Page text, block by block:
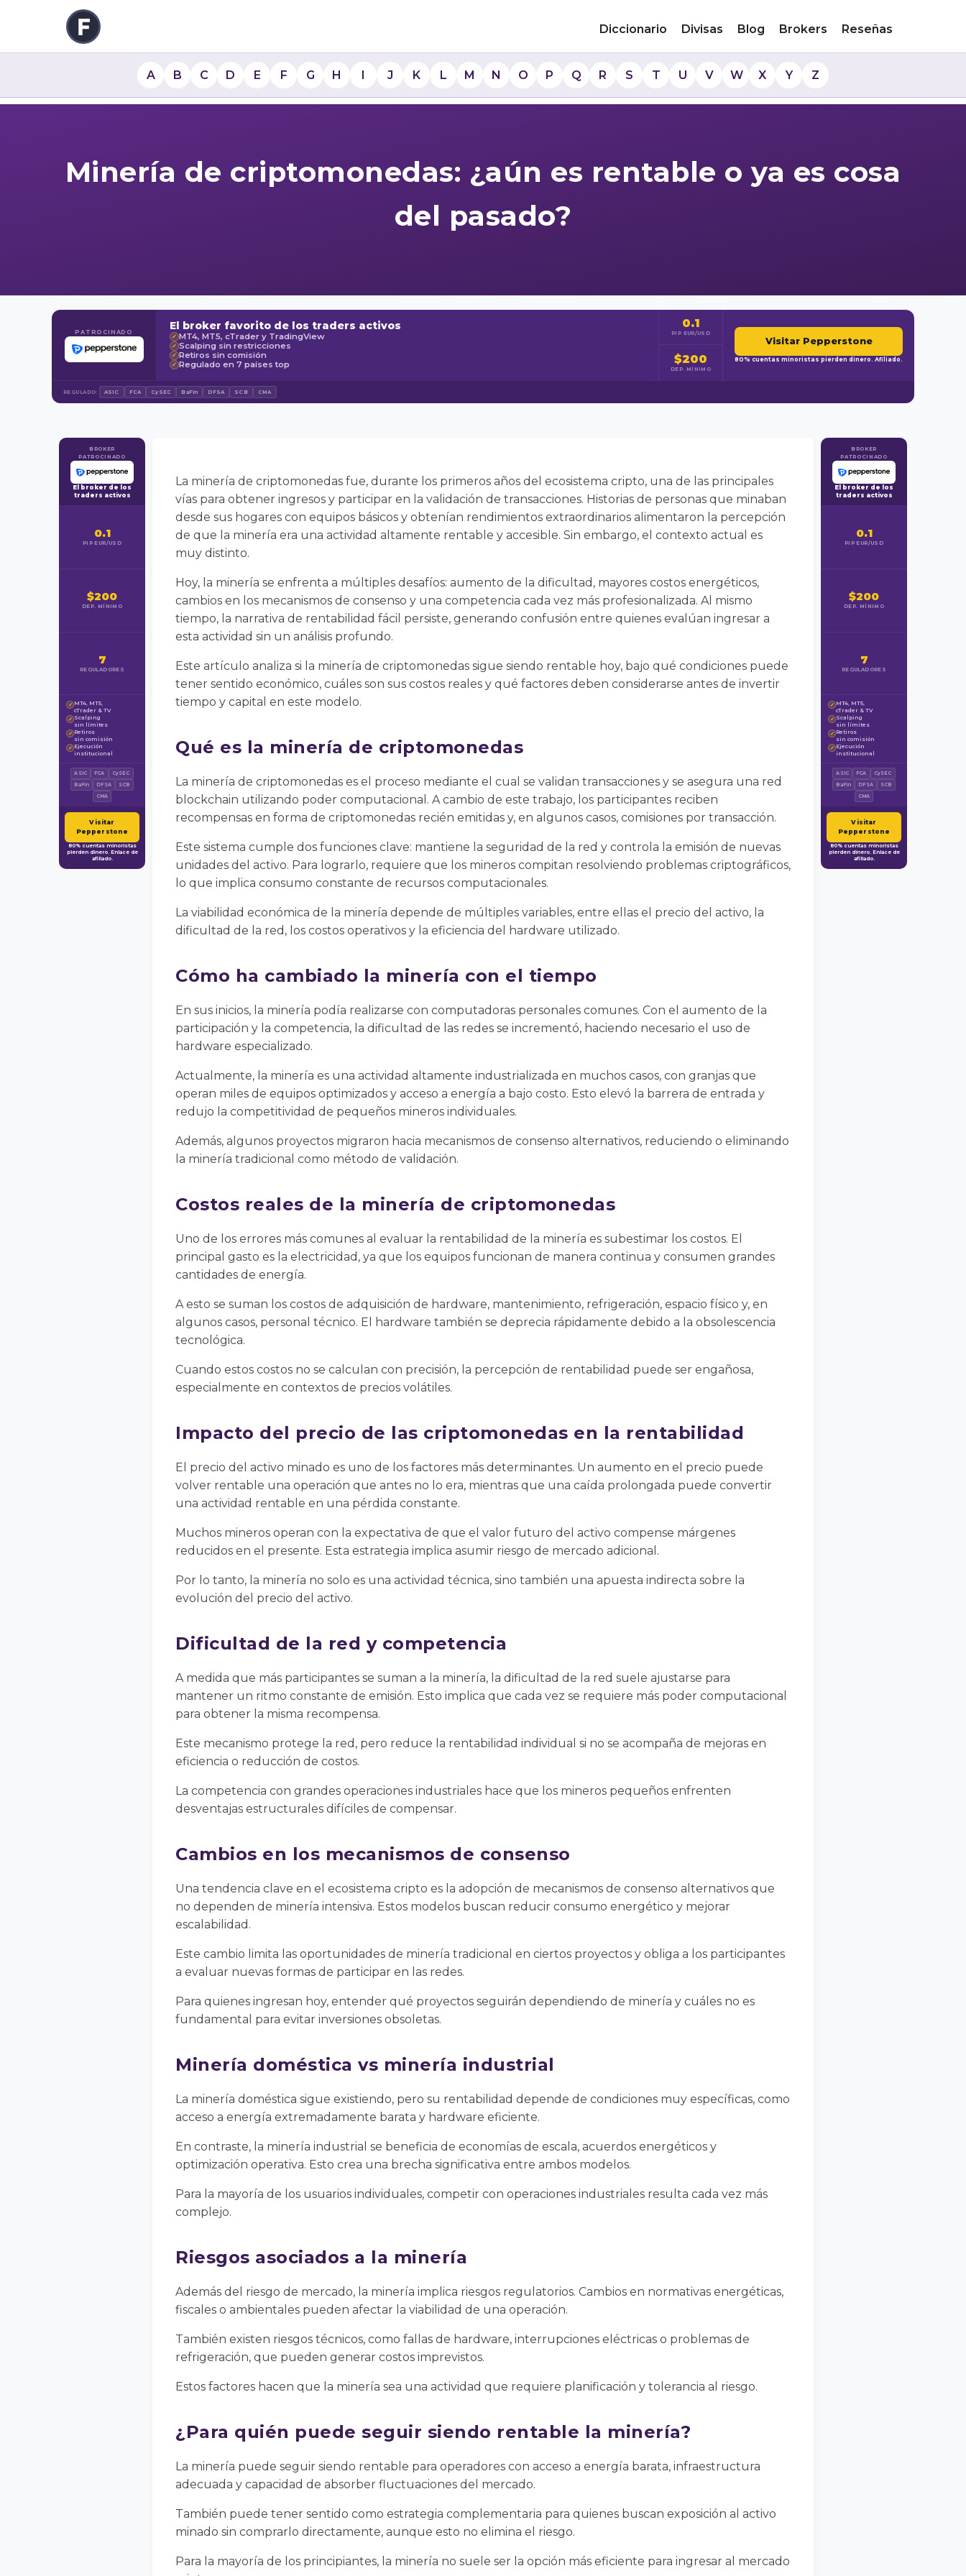
Diccionario Divisas Blog Brokers Reseñas
A B C D E F G H I J K L M N O P Q R S T U V W X Y Z
Minería de criptomonedas: ¿aún es rentable o ya es cosa
del pasado?
PATROCINADO El broker favorito de los traders activos
✓ MT4, MT5, cTrader y TradingView
✓ Scalping sin restricciones
✓ Retiros sin comisión
✓ Regulado en 7 países top
0.1
PIP EUR/USD
$200
DEP. MÍNIMO
Visitar Pepperstone
80% cuentas minoristas pierden dinero. Afiliado.
REGULADO: ASIC FCA CySEC BaFin DFSA SCB CMA
BROKER
PATROCINADO
El broker de los
traders activos
0.1
PIP EUR/USD
$200
DEP. MÍNIMO
7
REGULADORES
✓ MT4, MT5,
cTrader & TV
✓ Scalping
sin límites
✓ Retiros
sin comisión
✓ Ejecución
institucional
ASIC FCA
CySEC
BaFin
DFSA
SCB
CMA
Visitar
Pepperstone
80% cuentas minoristas
pierden dinero. Enlace de
afiliado.
La minería de criptomonedas fue, durante los primeros años del ecosistema cripto, una de las principales
vías para obtener ingresos y participar en la validación de transacciones. Historias de personas que minaban
desde sus hogares con equipos básicos y obtenían rendimientos extraordinarios alimentaron la percepción
de que la minería era una actividad altamente rentable y accesible. Sin embargo, el contexto actual es
muy distinto.
Hoy, la minería se enfrenta a múltiples desafíos: aumento de la dificultad, mayores costos energéticos,
cambios en los mecanismos de consenso y una competencia cada vez más profesionalizada. Al mismo
tiempo, la narrativa de rentabilidad fácil persiste, generando confusión entre quienes evalúan ingresar a
esta actividad sin un análisis profundo.
Este artículo analiza si la minería de criptomonedas sigue siendo rentable hoy, bajo qué condiciones puede
tener sentido económico, cuáles son sus costos reales y qué factores deben considerarse antes de invertir
tiempo y capital en este modelo.
Qué es la minería de criptomonedas
La minería de criptomonedas es el proceso mediante el cual se validan transacciones y se asegura una red
blockchain utilizando poder computacional. A cambio de este trabajo, los participantes reciben
recompensas en forma de criptomonedas recién emitidas y, en algunos casos, comisiones por transacción.
Este sistema cumple dos funciones clave: mantiene la seguridad de la red y controla la emisión de nuevas
unidades del activo. Para lograrlo, requiere que los mineros compitan resolviendo problemas criptográficos,
lo que implica consumo constante de recursos computacionales.
La viabilidad económica de la minería depende de múltiples variables, entre ellas el precio del activo, la
dificultad de la red, los costos operativos y la eficiencia del hardware utilizado.
Cómo ha cambiado la minería con el tiempo
En sus inicios, la minería podía realizarse con computadoras personales comunes. Con el aumento de la
participación y la competencia, la dificultad de las redes se incrementó, haciendo necesario el uso de
hardware especializado.
Actualmente, la minería es una actividad altamente industrializada en muchos casos, con granjas que
operan miles de equipos optimizados y acceso a energía a bajo costo. Esto elevó la barrera de entrada y
redujo la competitividad de pequeños mineros individuales.
Además, algunos proyectos migraron hacia mecanismos de consenso alternativos, reduciendo o eliminando
la minería tradicional como método de validación.
Costos reales de la minería de criptomonedas
Uno de los errores más comunes al evaluar la rentabilidad de la minería es subestimar los costos. El
principal gasto es la electricidad, ya que los equipos funcionan de manera continua y consumen grandes
cantidades de energía.
A esto se suman los costos de adquisición de hardware, mantenimiento, refrigeración, espacio físico y, en
algunos casos, personal técnico. El hardware también se deprecia rápidamente debido a la obsolescencia
tecnológica.
Cuando estos costos no se calculan con precisión, la percepción de rentabilidad puede ser engañosa,
especialmente en contextos de precios volátiles.
Impacto del precio de las criptomonedas en la rentabilidad
El precio del activo minado es uno de los factores más determinantes. Un aumento en el precio puede
volver rentable una operación que antes no lo era, mientras que una caída prolongada puede convertir
una actividad rentable en una pérdida constante.
Muchos mineros operan con la expectativa de que el valor futuro del activo compense márgenes
reducidos en el presente. Esta estrategia implica asumir riesgo de mercado adicional.
Por lo tanto, la minería no solo es una actividad técnica, sino también una apuesta indirecta sobre la
evolución del precio del activo.
Dificultad de la red y competencia
A medida que más participantes se suman a la minería, la dificultad de la red suele ajustarse para
mantener un ritmo constante de emisión. Esto implica que cada vez se requiere más poder computacional
para obtener la misma recompensa.
Este mecanismo protege la red, pero reduce la rentabilidad individual si no se acompaña de mejoras en
eficiencia o reducción de costos.
La competencia con grandes operaciones industriales hace que los mineros pequeños enfrenten
desventajas estructurales difíciles de compensar.
Cambios en los mecanismos de consenso
Una tendencia clave en el ecosistema cripto es la adopción de mecanismos de consenso alternativos que
no dependen de minería intensiva. Estos modelos buscan reducir consumo energético y mejorar
escalabilidad.
Este cambio limita las oportunidades de minería tradicional en ciertos proyectos y obliga a los participantes
a evaluar nuevas formas de participar en las redes.
Para quienes ingresan hoy, entender qué proyectos seguirán dependiendo de minería y cuáles no es
fundamental para evitar inversiones obsoletas.
Minería doméstica vs minería industrial
La minería doméstica sigue existiendo, pero su rentabilidad depende de condiciones muy específicas, como
acceso a energía extremadamente barata y hardware eficiente.
En contraste, la minería industrial se beneficia de economías de escala, acuerdos energéticos y
optimización operativa. Esto crea una brecha significativa entre ambos modelos.
Para la mayoría de los usuarios individuales, competir con operaciones industriales resulta cada vez más
complejo.
Riesgos asociados a la minería
Además del riesgo de mercado, la minería implica riesgos regulatorios. Cambios en normativas energéticas,
fiscales o ambientales pueden afectar la viabilidad de una operación.
También existen riesgos técnicos, como fallas de hardware, interrupciones eléctricas o problemas de
refrigeración, que pueden generar costos imprevistos.
Estos factores hacen que la minería sea una actividad que requiere planificación y tolerancia al riesgo.
¿Para quién puede seguir siendo rentable la minería?
La minería puede seguir siendo rentable para operadores con acceso a energía barata, infraestructura
adecuada y capacidad de absorber fluctuaciones del mercado.
También puede tener sentido como estrategia complementaria para quienes buscan exposición al activo
minado sin comprarlo directamente, aunque esto no elimina el riesgo.
Para la mayoría de los principiantes, la minería no suele ser la opción más eficiente para ingresar al mercado
BROKER
PATROCINADO
El broker de los
traders activos
0.1
PIP EUR/USD
$200
DEP. MÍNIMO
7
REGULADORES
✓ MT4, MT5,
cTrader & TV
✓ Scalping
sin límites
✓ Retiros
sin comisión
✓ Ejecución
institucional
ASIC FCA
CySEC
BaFin
DFSA
SCB
CMA
Visitar
Pepperstone
80% cuentas minoristas
pierden dinero. Enlace de
afiliado.